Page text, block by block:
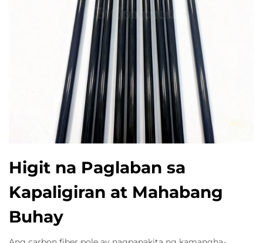
Higit na Paglaban sa
Kapaligiran at Mahabang
Buhay